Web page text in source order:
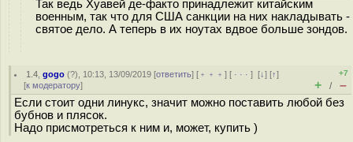
Так ведь Хуавей де-факто принадлежит китайским
военным, так что для США санкции на них накладывать -
святое дело. А теперь в их ноутах вдвое больше зондов.
1.4 ,gogo (?), 10:13, 13/09/2019 [ответить] [ ﹢﹢﹢] [ · · ·][↓] [↑]
[к модератору]
+7
+ / –
Если стоит одни линукс, значит можно поставить любой без
бубнов и плясок.
Надо присмотреться к ним и, может, купить )